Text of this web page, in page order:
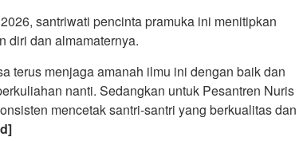
santriwati pencinta pramuka ini menitipkan
diri dan almamaternya.
terus menjaga amanah ilmu ini dengan baik dan
nanti. Sedangkan untuk Pesantren Nuris
mencetak santri-santri yang berkualitas dan